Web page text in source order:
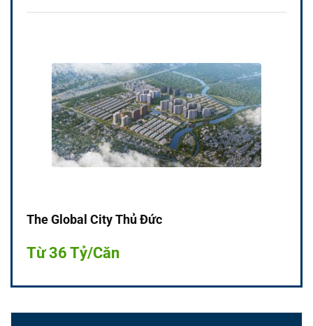
The Global City Thủ Đức
Từ 36 Tỷ/Căn